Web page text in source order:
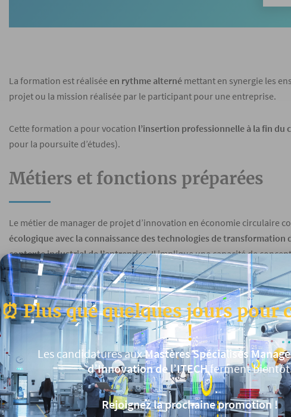
La formation est réaliséeen rythme alterné mettant en synergie les
projet ou la mission réalisée par le participant pour une entreprise.
Cette formation a pour vocation l’insertion professionnelle à la fin du
pour la poursuite d’études).
Métiers et fonctions préparées
Le métier de manager de projet d’innovation en économie circulaire
écologique avec la connaissance des technologies de transformation
contexte industriel de l’entreprise. Il implique une capacité de
industriel, d’analyse marketing des produits recyclés et de leur
business de ces projets implique de plus une maîtrise du
NOS ÉTUDIANTS TÉMOIGNENT
Que pensent nos
étudiants ?
⏰ Plus que quelques jours pour
!
Les candidatures auxMastèresSpécialisés
d’Innovation de l’ITECHferment
Rejoignez la prochaine promotion !